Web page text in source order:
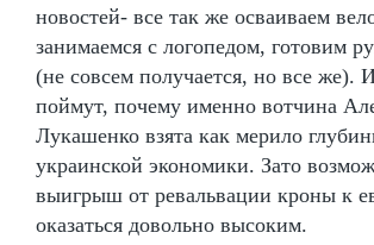
новостей- все так же осваиваем
занимаемся с логопедом, готовим
(не совсем получается, но все же).
поймут, почему именно вотчина
Лукашенко взята как мерило
украинской экономики. Зато
выигрыш от ревальвации кроны к
оказаться довольно высоким.